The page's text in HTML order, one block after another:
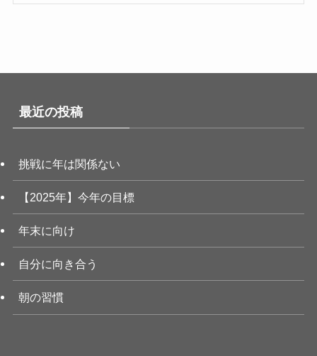
最近の投稿
挑戦に年は関係ない
【2025年】今年の目標
年末に向け
自分に向き合う
朝の習慣